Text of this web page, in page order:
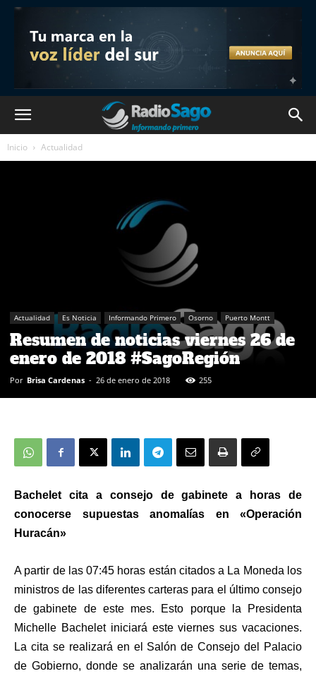
Inicio Actualidad
Actualidad Es Noticia Informando Primero Osorno Puerto Montt
Resumen de noticias viernes 26 de
enero de 2018 #SagoRegión
Por Brisa Cardenas - 26 de enero de 2018 255
Bachelet cita a consejo de gabinete a horas de
conocerse supuestas anomalías en «Operación
Huracán»
A partir de las 07:45 horas están citados a La Moneda los
ministros de las diferentes carteras para el último consejo
de gabinete de este mes. Esto porque la Presidenta
Michelle Bachelet iniciará este viernes sus vacaciones.
La cita se realizará en el Salón de Consejo del Palacio
de Gobierno, donde se analizarán una serie de temas,